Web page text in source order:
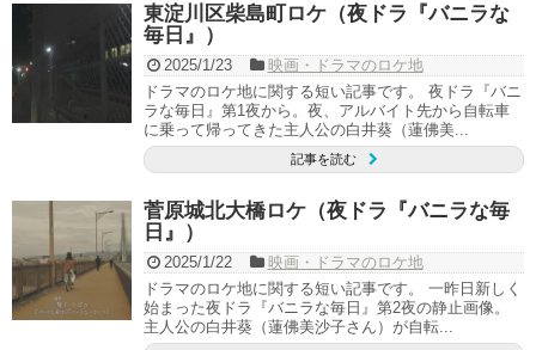
東淀川区柴島町ロケ（夜ドラ『バニラな
毎日』）
2025/1/23
映画・ドラマのロケ地
ドラマのロケ地に関する短い記事です。 夜ドラ『バニ
ラな毎日』第1夜から。夜、アルバイト先から自転車
に乗って帰ってきた主人公の白井葵（蓮佛美...
記事を読む
菅原城北大橋ロケ（夜ドラ『バニラな毎
日』）
2025/1/22
映画・ドラマのロケ地
ドラマのロケ地に関する短い記事です。 一昨日新しく
始まった夜ドラ『バニラな毎日』第2夜の静止画像。
主人公の白井葵（蓮佛美沙子さん）が自転...